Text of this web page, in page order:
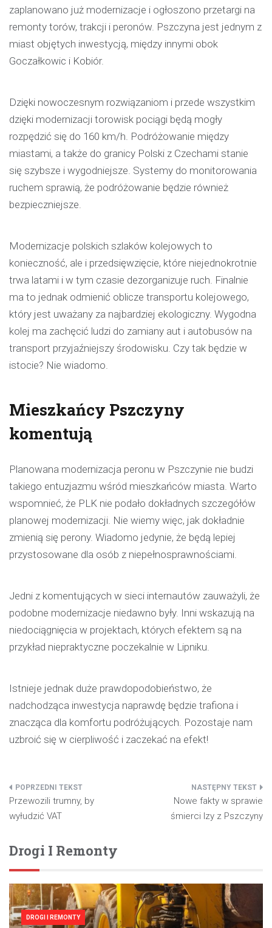
zaplanowano już modernizacje i ogłoszono przetargi na
remonty torów, trakcji i peronów. Pszczyna jest jednym z
miast objętych inwestycją, między innymi obok
Goczałkowic i Kobiór.
Dzięki nowoczesnym rozwiązaniom i przede wszystkim
dzięki modernizacji torowisk pociągi będą mogły
rozpędzić się do 160 km/h. Podróżowanie między
miastami, a także do granicy Polski z Czechami stanie
się szybsze i wygodniejsze. Systemy do monitorowania
ruchem sprawią, że podróżowanie będzie również
bezpieczniejsze.
Modernizacje polskich szlaków kolejowych to
konieczność, ale i przedsięwzięcie, które niejednokrotnie
trwa latami i w tym czasie dezorganizuje ruch. Finalnie
ma to jednak odmienić oblicze transportu kolejowego,
który jest uważany za najbardziej ekologiczny. Wygodna
kolej ma zachęcić ludzi do zamiany aut i autobusów na
transport przyjaźniejszy środowisku. Czy tak będzie w
istocie? Nie wiadomo.
Mieszkańcy Pszczyny
komentują
Planowana modernizacja peronu w Pszczynie nie budzi
takiego entuzjazmu wśród mieszkańców miasta. Warto
wspomnieć, że PLK nie podało dokładnych szczegółów
planowej modernizacji. Nie wiemy więc, jak dokładnie
zmienią się perony. Wiadomo jedynie, że będą lepiej
przystosowane dla osób z niepełnosprawnościami.
Jedni z komentujących w sieci internautów zauważyli, że
podobne modernizacje niedawno były. Inni wskazują na
niedociągnięcia w projektach, których efektem są na
przykład niepraktyczne poczekalnie w Lipniku.
Istnieje jednak duże prawdopodobieństwo, że
nadchodząca inwestycja naprawdę będzie trafiona i
znacząca dla komfortu podróżujących. Pozostaje nam
uzbroić się w cierpliwość i zaczekać na efekt!
Nawigacja
wpisu
Przewozili trumny, by
wyłudzić VAT
Nowe fakty w sprawie
śmierci Izy z Pszczyny
Drogi I Remonty
DROGI I REMONTY